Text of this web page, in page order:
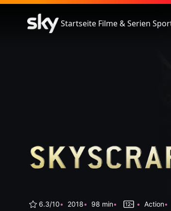
Startseite Filme & Serien
Skyscraper
6.3/10 2018 98 min Action